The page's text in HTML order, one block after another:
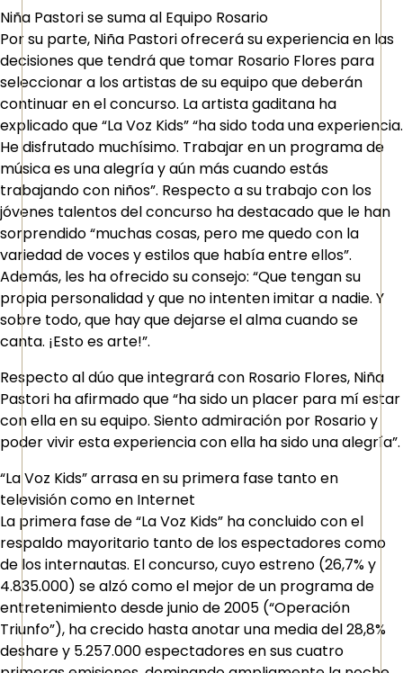
Niña Pastori se suma al Equipo Rosario
Por su parte, Niña Pastori ofrecerá su experiencia en las
decisiones que tendrá que tomar Rosario Flores para
seleccionar a los artistas de su equipo que deberán
continuar en el concurso. La artista gaditana ha
explicado que “La Voz Kids” “ha sido toda una experiencia.
He disfrutado muchísimo. Trabajar en un programa de
música es una alegría y aún más cuando estás
trabajando con niños”. Respecto a su trabajo con los
jóvenes talentos del concurso ha destacado que le han
sorprendido “muchas cosas, pero me quedo con la
variedad de voces y estilos que había entre ellos”.
Además, les ha ofrecido su consejo: “Que tengan su
propia personalidad y que no intenten imitar a nadie. Y
sobre todo, que hay que dejarse el alma cuando se
canta. ¡Esto es arte!”.
Respecto al dúo que integrará con Rosario Flores, Niña
Pastori ha afirmado que “ha sido un placer para mí estar
con ella en su equipo. Siento admiración por Rosario y
poder vivir esta experiencia con ella ha sido una alegría”.
“La Voz Kids” arrasa en su primera fase tanto en
televisión como en Internet
La primera fase de “La Voz Kids” ha concluido con el
respaldo mayoritario tanto de los espectadores como
de los internautas. El concurso, cuyo estreno (26,7% y
4.835.000) se alzó como el mejor de un programa de
entretenimiento desde junio de 2005 (“Operación
Triunfo”), ha crecido hasta anotar una media del 28,8%
deshare y 5.257.000 espectadores en sus cuatro